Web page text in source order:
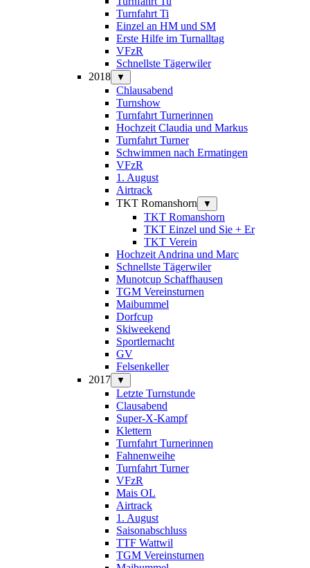
Turnfahrt Ti
Einzel an HM und SM
Erste Hilfe im Turnalltag
VFzR
Schnellste Tägerwiler
2018
▼
Chlausabend
Turnshow
Turnfahrt Turnerinnen
Hochzeit Claudia und Markus
Turnfahrt Turner
Schwimmen nach Ermatingen
VFzR
1. August
Airtrack
TKT Romanshorn
▼
TKT Romanshorn
TKT Einzel und Sie + Er
TKT Verein
Hochzeit Andrina und Marc
Schnellste Tägerwiler
Munotcup Schaffhausen
TGM Vereinsturnen
Maibummel
Dorfcup
Skiweekend
Sportlernacht
GV
Felsenkeller
2017
▼
Letzte Turnstunde
Clausabend
Super-X-Kampf
Klettern
Turnfahrt Turnerinnen
Fahnenweihe
Turnfahrt Turner
VFzR
Mais OL
Airtrack
1. August
Saisonabschluss
TTF Wattwil
TGM Vereinsturnen